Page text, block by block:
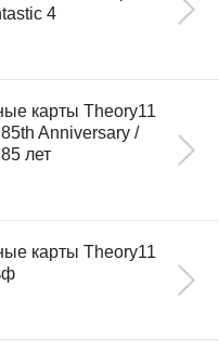
4
карты Theory11
Anniversary /
лет
карты Theory11